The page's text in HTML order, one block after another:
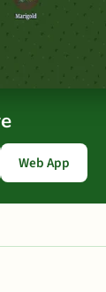
Web App